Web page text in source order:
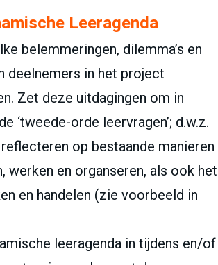
Leeragenda
belemmeringen, dilemma’s en
deelnemers in het project
Zet deze uitdagingen om in
‘tweede-orde leervragen’; d.w.z.
op bestaande manieren
werken en organseren, als ook het
en handelen (zie voorbeeld in
leeragenda in tijdens en/of